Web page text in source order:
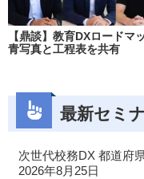
【鼎談】教育DXロードマ
青写真と工程表を共有
最新セミ
次世代校務DX 都道府
2026年8月25日